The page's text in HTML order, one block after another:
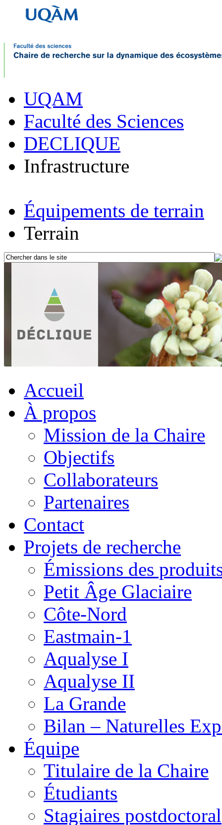
UQAM
Faculté des Sciences
DECLIQUE
Infrastructure
Équipements de terrain
Terrain
Accueil
À propos
Mission de la Chaire
Objectifs
Collaborateurs
Partenaires
Contact
Projets de recherche
Émissions des
Petit Âge Glaciaire
Côte-Nord
Eastmain-1
Aqualyse I
Aqualyse II
La Grande
Bilan – Naturelles
Équipe
Titulaire de la Chaire
Étudiants
Stagiaires postdoctoral